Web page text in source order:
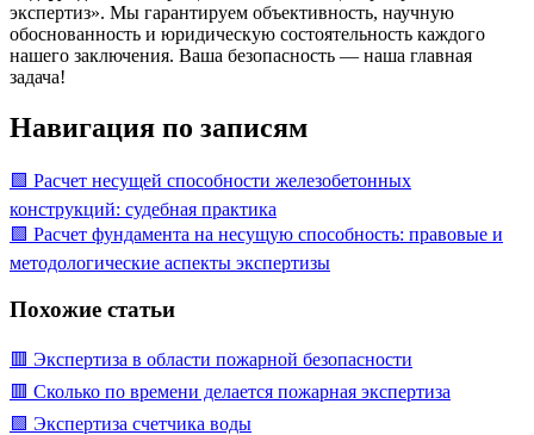
экспертиз». Мы гарантируем объективность, научную
обоснованность и юридическую состоятельность каждого
нашего заключения. Ваша безопасность — наша главная
задача!
Навигация по записям
🟩 Расчет несущей способности железобетонных
конструкций: судебная практика
🟩 Расчет фундамента на несущую способность: правовые и
методологические аспекты экспертизы
Похожие статьи
🟥 Экспертиза в области пожарной безопасности
🟥 Сколько по времени делается пожарная экспертиза
🟩 Экспертиза счетчика воды